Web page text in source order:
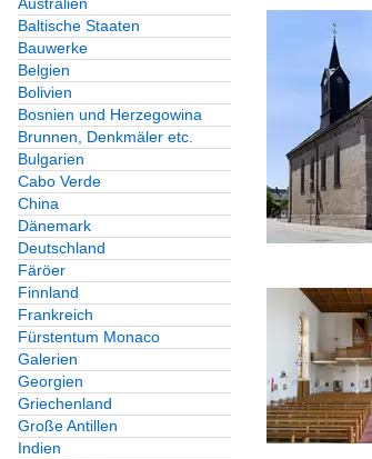
Australien
Baltische Staaten
Bauwerke
Belgien
Bolivien
Bosnien und Herzegowina
Brunnen, Denkmäler etc.
Bulgarien
Cabo Verde
China
Dänemark
Deutschland
Färöer
Finnland
Frankreich
Fürstentum Monaco
Galerien
Georgien
Griechenland
Große Antillen
Indien